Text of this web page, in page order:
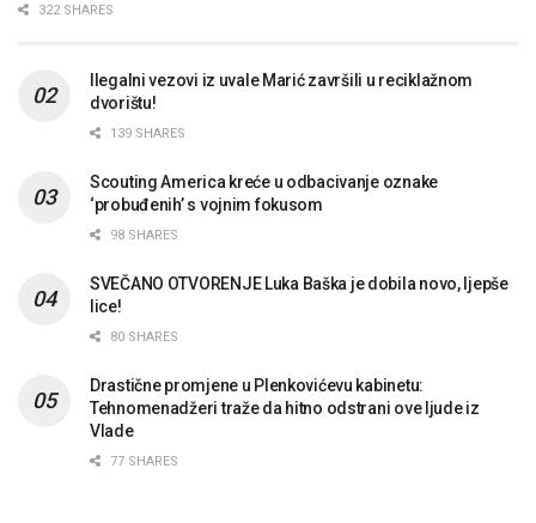
322 SHARES
Ilegalni vezovi iz uvale Marić završili u reciklažnom
dvorištu!
139 SHARES
Scouting America kreće u odbacivanje oznake
‘probuđenih’ s vojnim fokusom
98 SHARES
SVEČANO OTVORENJE Luka Baška je dobila novo, ljepše
lice!
80 SHARES
Drastične promjene u Plenkovićevu kabinetu:
Tehnomenadžeri traže da hitno odstrani ove ljude iz
Vlade
77 SHARES